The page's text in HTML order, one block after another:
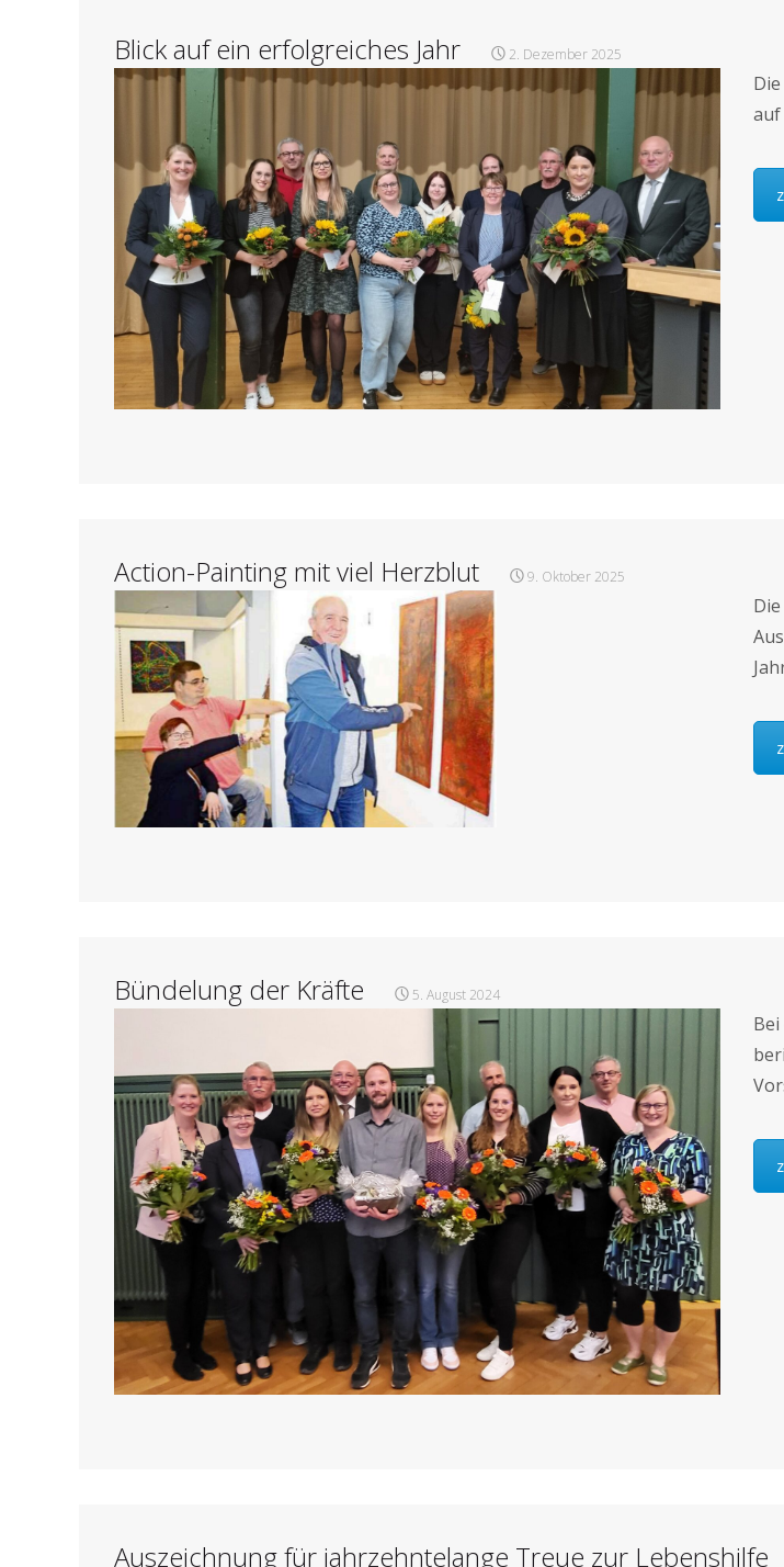
Blick auf ein erfolgreiches Jahr 2. Dezember 2025
auf
Action-Painting mit viel Herzblut 9. Oktober 2025
Bündelung der Kräfte 5. August 2024
Auszeichnung für jahrzehntelange Treue zur Lebenshilfe